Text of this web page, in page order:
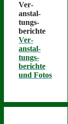
Ver­
anstal­
tungs­
berichte
Ver­
anstal­
tungs­
berichte
und Fotos